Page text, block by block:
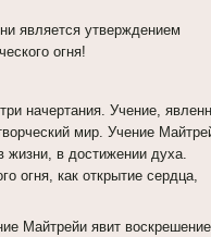
является утверждением
огня!
начертания. Учение,
мир. Учение
жизни, в достижении духа.
огня, как открытие сердца,
Майтрейи явит воскрешение